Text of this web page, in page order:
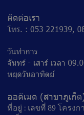
ติดต่อเรา
โทร. : 053 221939,
วันทำการ
จันทร์ - เสาร์ เวลา
หยุดวันอาทิตย์
ออดิเมด (สาขาภูเก็ต
ที่อยู่ : เลขที่ 89 โครงก